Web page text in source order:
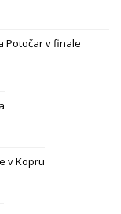
Potočar v finale
v Kopru